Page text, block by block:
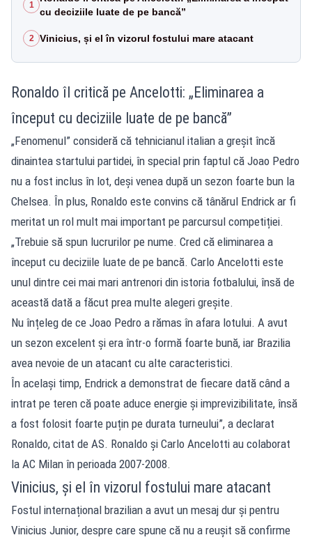
1
cu deciziile luate de pe bancă”
2 Vinicius, și el în vizorul fostului mare atacant
Ronaldo îl critică pe Ancelotti: „Eliminarea a
început cu deciziile luate de pe bancă”
„Fenomenul” consideră că tehnicianul italian a greșit încă
dinaintea startului partidei, în special prin faptul că Joao Pedro
nu a fost inclus în lot, deși venea după un sezon foarte bun la
Chelsea. În plus, Ronaldo este convins că tânărul Endrick ar fi
meritat un rol mult mai important pe parcursul competiției.
„Trebuie să spun lucrurilor pe nume. Cred că eliminarea a
început cu deciziile luate de pe bancă. Carlo Ancelotti este
unul dintre cei mai mari antrenori din istoria fotbalului, însă de
această dată a făcut prea multe alegeri greșite.
Nu înțeleg de ce Joao Pedro a rămas în afara lotului. A avut
un sezon excelent și era într-o formă foarte bună, iar Brazilia
avea nevoie de un atacant cu alte caracteristici.
În același timp, Endrick a demonstrat de fiecare dată când a
intrat pe teren că poate aduce energie și imprevizibilitate, însă
a fost folosit foarte puțin pe durata turneului”, a declarat
Ronaldo, citat de AS. Ronaldo și Carlo Ancelotti au colaborat
la AC Milan în perioada 2007-2008.
Vinicius, și el în vizorul fostului mare atacant
Fostul internațional brazilian a avut un mesaj dur și pentru
Vinicius Junior, despre care spune că nu a reușit să confirme